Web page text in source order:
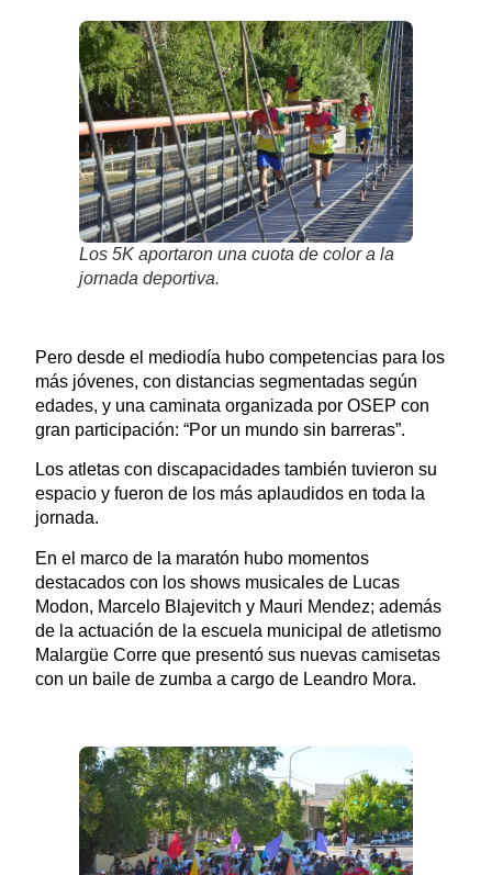
Los 5K aportaron una cuota de color a la
jornada deportiva.
Pero desde el mediodía hubo competencias para los
más jóvenes, con distancias segmentadas según
edades, y una caminata organizada por OSEP con
gran participación: “Por un mundo sin barreras”.
Los atletas con discapacidades también tuvieron su
espacio y fueron de los más aplaudidos en toda la
jornada.
En el marco de la maratón hubo momentos
destacados con los shows musicales de Lucas
Modon, Marcelo Blajevitch y Mauri Mendez; además
de la actuación de la escuela municipal de atletismo
Malargüe Corre que presentó sus nuevas camisetas
con un baile de zumba a cargo de Leandro Mora.